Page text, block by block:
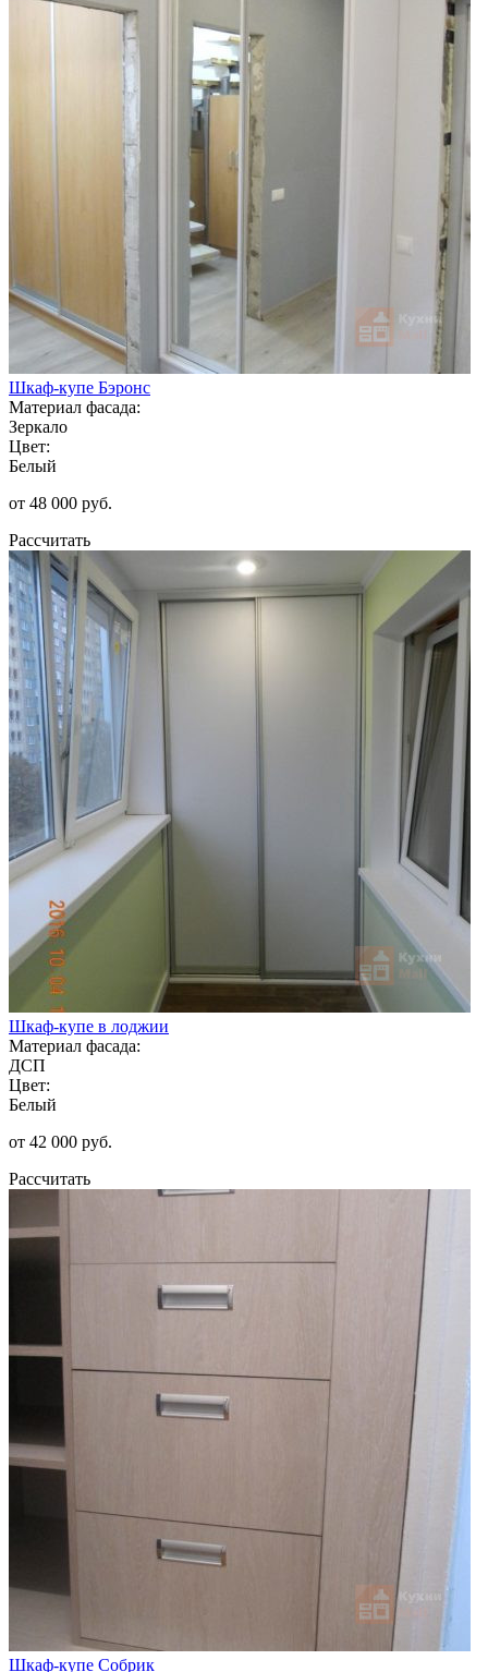
Шкаф-купе Бэронс
Материал фасада:
Зеркало
Цвет:
Белый
от 48 000 руб.
Рассчитать
Шкаф-купе в лоджии
Материал фасада:
ДСП
Цвет:
Белый
от 42 000 руб.
Рассчитать
Шкаф-купе Собрик